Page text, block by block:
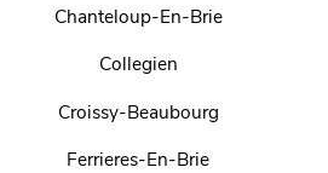
Chanteloup-En-Brie
Collegien
Croissy-Beaubourg
Ferrieres-En-Brie